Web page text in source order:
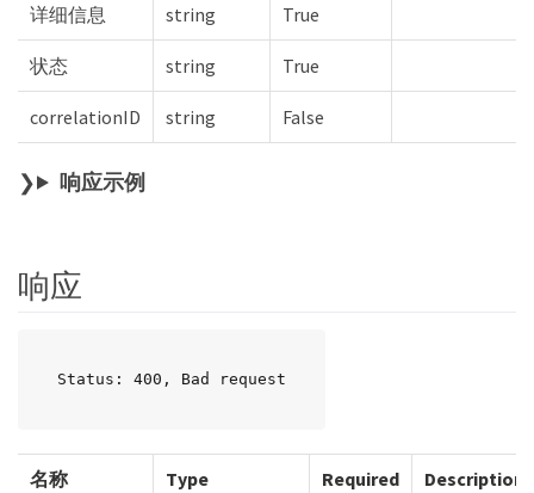
详细信息 string True
状态 string True
correlationID string False
响应示例
响应
Status: 400, Bad request
名称 Type Required Description